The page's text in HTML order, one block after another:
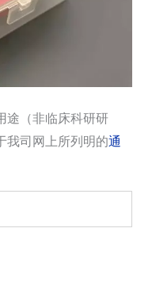
途（非临床科研研
我司网上所列明的通